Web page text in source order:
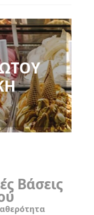
Βάσεις